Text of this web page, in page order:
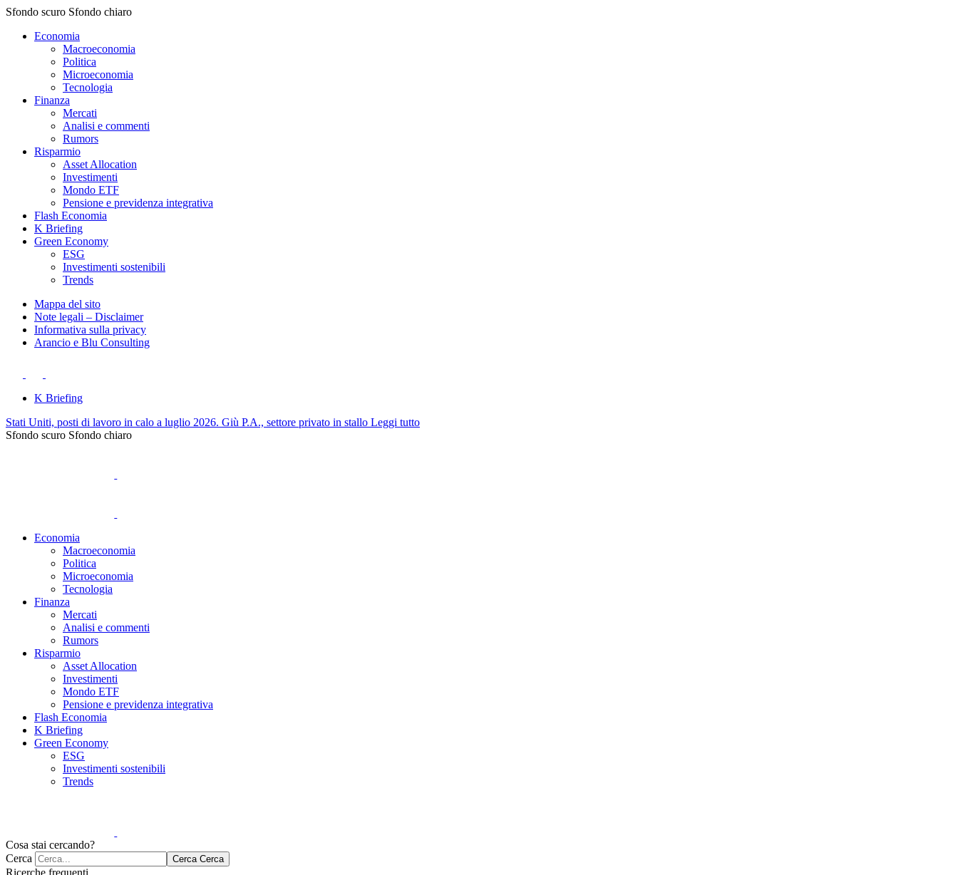
Sfondo scuro Sfondo chiaro
Economia
Macroeconomia
Politica
Microeconomia
Tecnologia
Finanza
Mercati
Analisi e commenti
Rumors
Risparmio
Asset Allocation
Investimenti
Mondo ETF
Pensione e previdenza integrativa
Flash Economia
K Briefing
Green Economy
ESG
Investimenti sostenibili
Trends
Mappa del sito
Note legali – Disclaimer
Informativa sulla privacy
Arancio e Blu Consulting
K Briefing
Stati Uniti, posti di lavoro in calo a luglio 2026. Giù P.A., settore privato in stallo Leggi tutto
Sfondo scuro Sfondo chiaro
Economia
Macroeconomia
Politica
Microeconomia
Tecnologia
Finanza
Mercati
Analisi e commenti
Rumors
Risparmio
Asset Allocation
Investimenti
Mondo ETF
Pensione e previdenza integrativa
Flash Economia
K Briefing
Green Economy
ESG
Investimenti sostenibili
Trends
Cosa stai cercando?
Cerca
Cerca Cerca
Ricerche frequenti